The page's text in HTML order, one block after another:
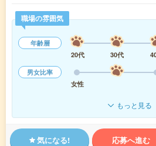
職場の雰囲気
年齢層
20代
30代
男女比率
女性
もっと見る
気になる! 応募へ進む